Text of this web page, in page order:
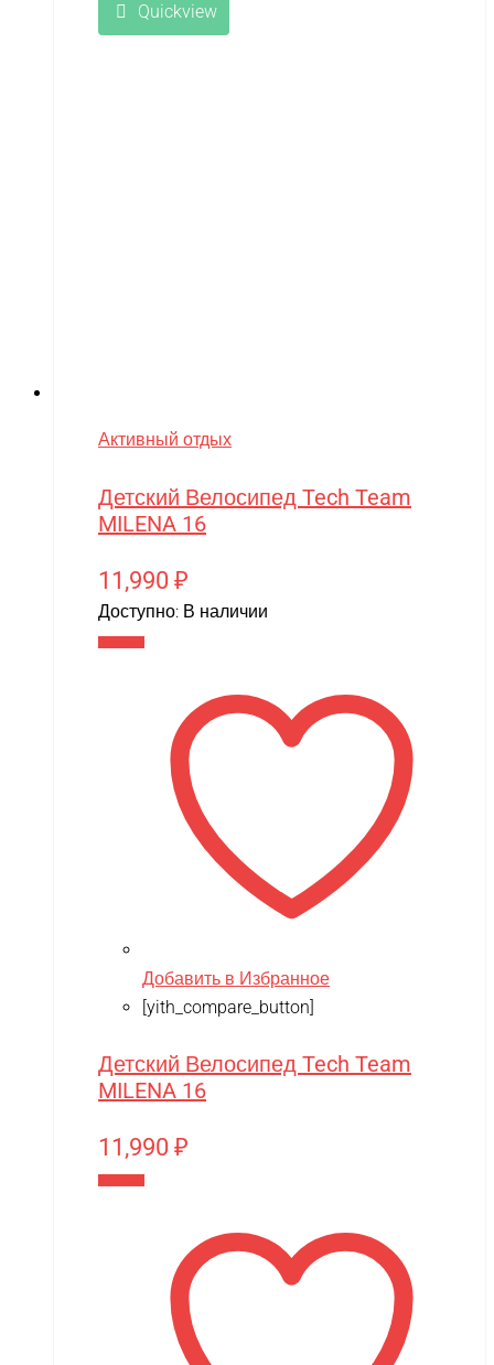
Quickview
Активный отдых
Детский Велосипед Tech Team
MILENA 16
11,990 ₽
Доступно: В наличии
Добавить в Избранное
[yith_compare_button]
Детский Велосипед Tech Team
MILENA 16
11,990 ₽